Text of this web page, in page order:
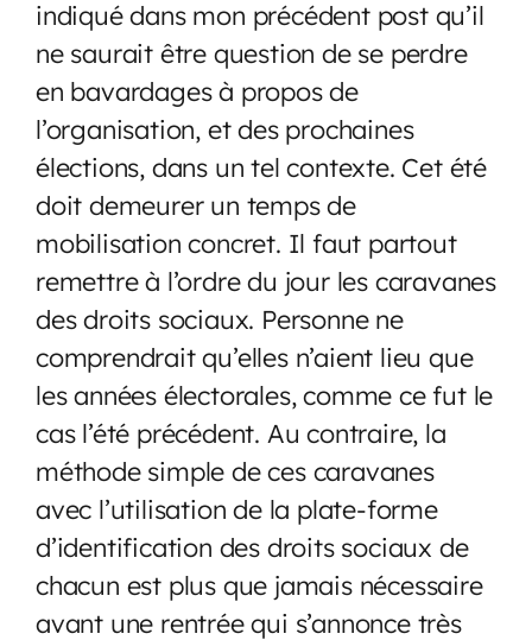
indiqué dans mon précédent post qu’il
ne saurait être question de se perdre
en bavardages à propos de
l’organisation, et des prochaines
élections, dans un tel contexte. Cet été
doit demeurer un temps de
mobilisation concret. Il faut partout
remettre à l’ordre du jour les caravanes
des droits sociaux. Personne ne
comprendrait qu’elles n’aient lieu que
les années électorales, comme ce fut le
cas l’été précédent. Au contraire, la
méthode simple de ces caravanes
avec l’utilisation de la plate-forme
d’identification des droits sociaux de
chacun est plus que jamais nécessaire
avant une rentrée qui s’annonce très